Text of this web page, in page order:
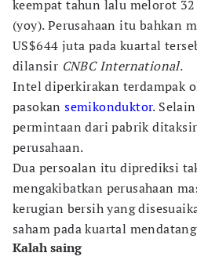
keempat tahun lalu melorot 32
(yoy). Perusahaan itu bahkan
US$644 juta pada kuartal
dilansir CNBC International.
Intel diperkirakan terdampak
pasokansemikonduktor.
permintaan dari pabrik
perusahaan.
Dua persoalan itu diprediksi
mengakibatkan perusahaan
kerugian bersih yang
saham pada kuartal
Kalah saing